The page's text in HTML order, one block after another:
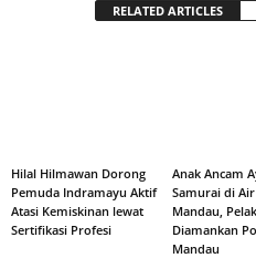
RELATED ARTICLES
Hilal Hilmawan Dorong
Pemuda Indramayu Aktif
Atasi Kemiskinan lewat
Sertifikasi Profesi
Anak Ancam
Samurai di
Mandau,
Diamankan
Mandau